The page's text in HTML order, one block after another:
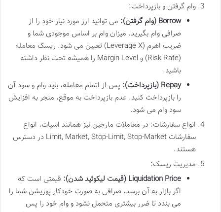
وام گرفتن و بازپرداخت:
Borrow (وام گرفتن):
می توانید ارز مورد نیاز خود را از
صرافی وام بگیرید. میزان وام بر اساس موجودی شما و
ضریب اهرم (Leverage X) تعیین می شود. ریسک معامله
(Risk Rate) و Margin Level را همیشه تحت نظر داشته
باشید.
Repay (بازپرداخت):
پس از اتمام معامله، باید وام و سود آن
را بازپرداخت کنید. عدم بازپرداخت به موقع، منجر به افزایش
سود وام می شود.
انواع سفارشات: در معاملات مارجین نیز همانند اسپات، انواع
سفارشات Limit, Market, Stop-Limit, Stop-Market در دسترس
هستند.
مدیریت ریسک:
Liquidation Price (قیمت لیکوئید شدن):
قیمتی است که
اگر بازار به آن برسد، صرافی به صورت خودکار پوزیشن شما را
می بندد تا ضرر بیشتری متحمل نشود و وام خود را پس